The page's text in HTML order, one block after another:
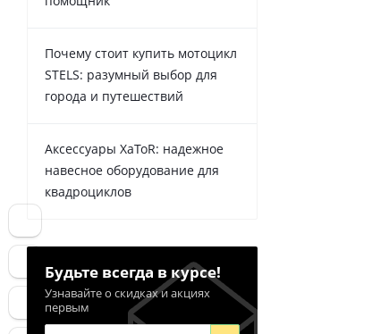
Почему стоит купить мотоцикл
STELS: разумный выбор для
города и путешествий
Аксессуары XaToR: надежное
навесное оборудование для
квадроциклов
Будьте всегда в курсе!
Узнавайте о скидках и акциях
первым